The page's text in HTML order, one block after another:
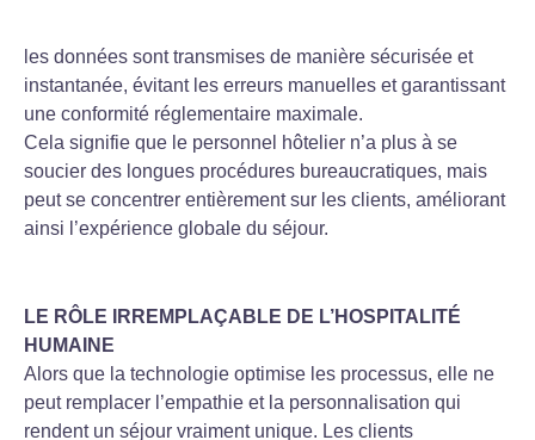
les données sont transmises de manière sécurisée et
instantanée, évitant les erreurs manuelles et garantissant
une conformité réglementaire maximale.
Cela signifie que le personnel hôtelier n’a plus à se
soucier des longues procédures bureaucratiques, mais
peut se concentrer entièrement sur les clients, améliorant
ainsi l’expérience globale du séjour.
LE RÔLE IRREMPLAÇABLE DE L’HOSPITALITÉ
HUMAINE
Alors que la technologie optimise les processus, elle ne
peut remplacer l’empathie et la personnalisation qui
rendent un séjour vraiment unique. Les clients